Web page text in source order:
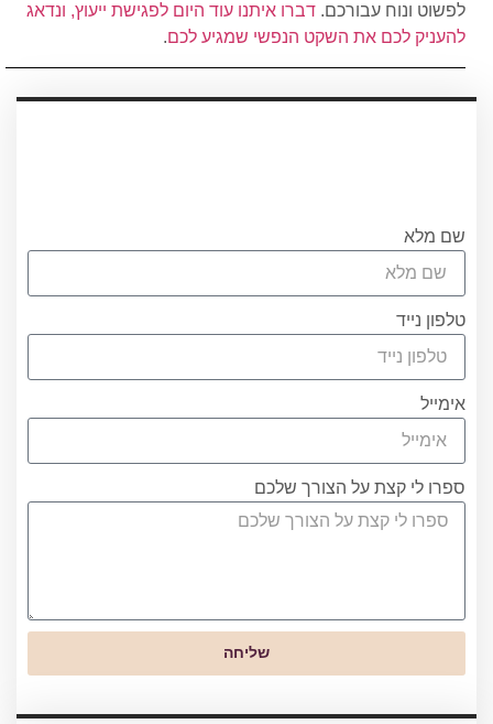
לפשוט ונוח עבורכם. דברו איתנו עוד היום לפגישת ייעוץ, ונדאג
להעניק לכם את השקט הנפשי שמגיע לכם.
שם מלא
טלפון נייד
אימייל
ספרו לי קצת על הצורך שלכם
שליחה